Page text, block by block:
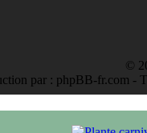
©
par : phpBB-fr.com -